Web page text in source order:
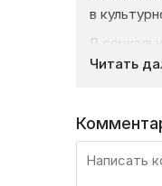
в
В
На данном
видео,
Читать